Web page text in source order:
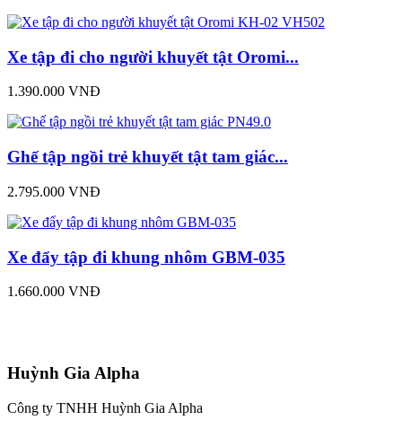
Xe tập đi cho người khuyết tật Oromi...
1.390.000 VNĐ
Ghế tập ngồi trẻ khuyết tật tam giác...
2.795.000 VNĐ
Xe đẩy tập đi khung nhôm GBM-035
1.660.000 VNĐ
Huỳnh Gia Alpha
Công ty TNHH Huỳnh Gia Alpha